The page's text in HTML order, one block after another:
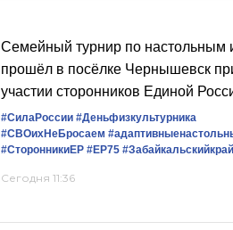
Семейный турнир по настольным
прошёл в посёлке Чернышевск
участии сторонников Единой
#СилаРоссии #Деньфизкультурника
#СВОихНеБросаем
#СторонникиЕР #ЕР75 #Забайкальскийкрай
Сегодня 11:36